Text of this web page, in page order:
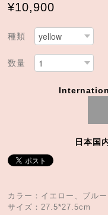
¥10,900
種類
数量
日本国
カラー：イエロー、ブル
サイズ：27.5*27.5cm